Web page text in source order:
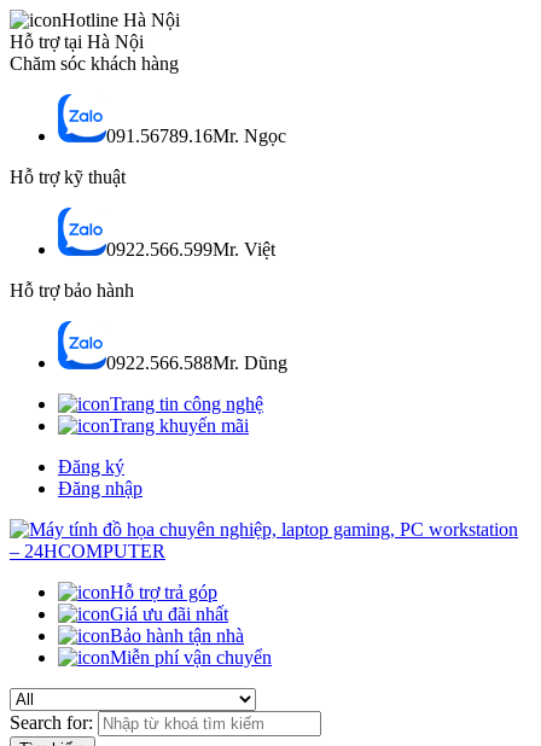
Hotline Hà Nội
Hỗ trợ tại Hà Nội
Chăm sóc khách hàng
091.56789.16Mr. Ngọc
Hỗ trợ kỹ thuật
0922.566.599Mr. Việt
Hỗ trợ bảo hành
0922.566.588Mr. Dũng
Trang tin công nghệ
Trang khuyến mãi
Đăng ký
Đăng nhập
Hỗ trợ trả góp
Giá ưu đãi nhất
Bảo hành tận nhà
Miễn phí vận chuyển
Search for: